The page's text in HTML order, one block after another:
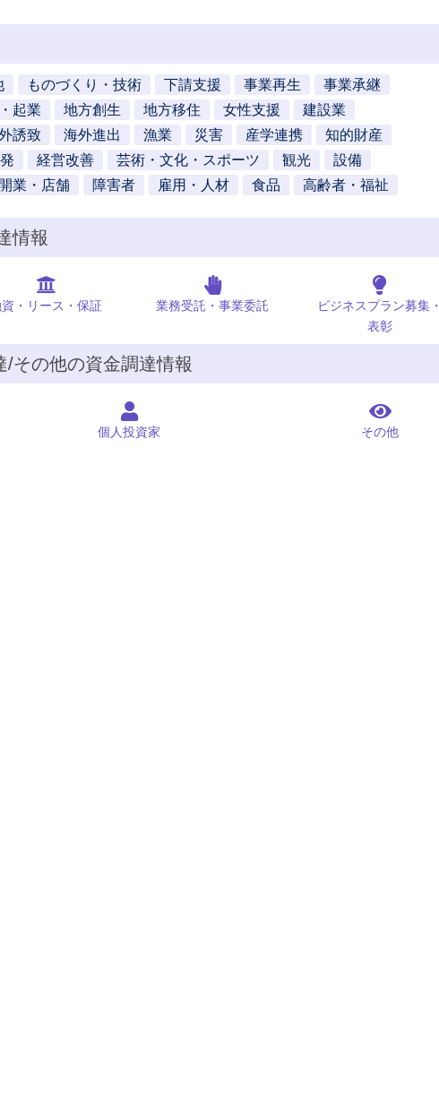
ものづくり・技術 下請支援 事業再生
事業承継
起業 地方創生 地方移住 女性支援
建設業
誘致 海外進出 漁業 災害 産学連携
知的財産
経営改善 芸術・文化・スポーツ 観光
設備
開業・店舗 障害者 雇用・人材 食品 高齢者・福祉
情報
・リース・保証 業務受託・事業委託
ビジネスプラン募集・
表彰
/その他の資金調達情報
個人投資家 その他